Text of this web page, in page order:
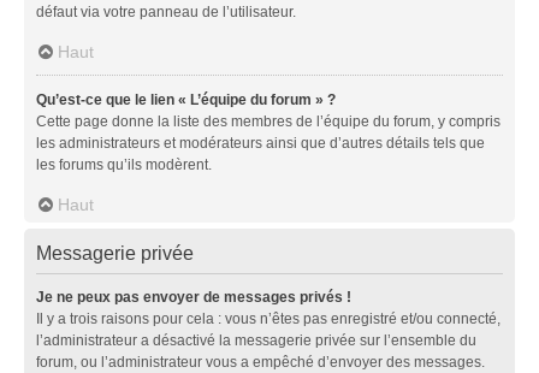
défaut via votre panneau de l’utilisateur.
Haut
Qu’est-ce que le lien « L’équipe du forum » ?
Cette page donne la liste des membres de l’équipe du forum, y compris
les administrateurs et modérateurs ainsi que d’autres détails tels que
les forums qu’ils modèrent.
Haut
Messagerie privée
Je ne peux pas envoyer de messages privés !
Il y a trois raisons pour cela : vous n’êtes pas enregistré et/ou connecté,
l’administrateur a désactivé la messagerie privée sur l’ensemble du
forum, ou l’administrateur vous a empêché d’envoyer des messages.